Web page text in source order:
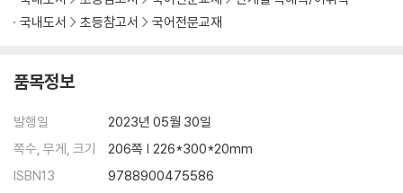
국내도서
초등참고서 국어전문교재
품목정보
발행일
2023년 05월 30일
쪽수, 무게, 크기
206쪽 | 226*300*20mm
ISBN13
9788900475586